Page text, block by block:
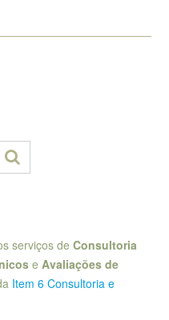
serviços de Consultoria
e Avaliações de
Item 6 Consultoria e